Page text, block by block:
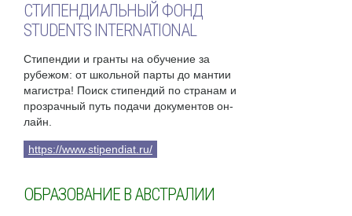
СТИПЕНДИАЛЬНЫЙ ФОНД
STUDENTS INTERNATIONAL
Стипендии и гранты на обучение за
рубежом: от школьной парты до мантии
магистра! Поиск стипендий по странам и
прозрачный путь подачи документов он-
лайн.
https://www.stipendiat.ru/
ОБРАЗОВАНИЕ В АВСТРАЛИИ